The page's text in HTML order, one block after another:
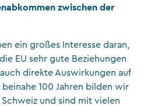
zwischen der
ein großes Interesse daran,
EU sehr gute Beziehungen
direkte Auswirkungen auf
100 Jahren bilden wir
und sind mit vielen